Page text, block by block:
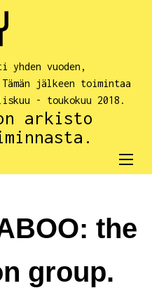
yhden vuoden,
jälkeen toimintaa
- toukokuu 2018.
arkisto
the
group.